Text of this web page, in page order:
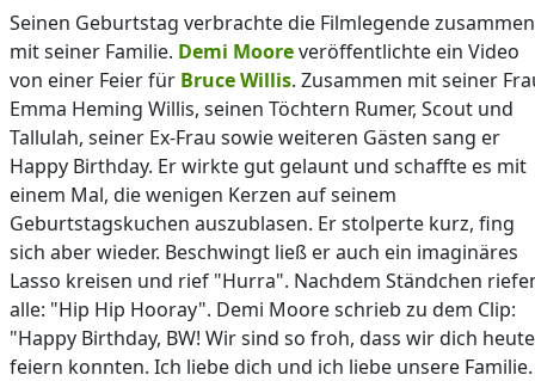
Seinen Geburtstag verbrachte die Filmlegende zusammen
mit seiner Familie. Demi Mooreveröffentlichte ein Video
von einer Feier für Bruce Willis. Zusammen mit seiner
Emma Heming Willis, seinen Töchtern Rumer, Scout und
Tallulah, seiner Ex-Frau sowie weiteren Gästen sang er
Happy Birthday. Er wirkte gut gelaunt und schaffte es mit
einem Mal, die wenigen Kerzen auf seinem
Geburtstagskuchen auszublasen. Er stolperte kurz, fing
sich aber wieder. Beschwingt ließ er auch ein imaginäres
Lasso kreisen und rief "Hurra". Nachdem Ständchen
alle: "Hip Hip Hooray". Demi Moore schrieb zu dem Clip:
"Happy Birthday, BW! Wir sind so froh, dass wir dich heute
feiern konnten. Ich liebe dich und ich liebe unsere Familie.